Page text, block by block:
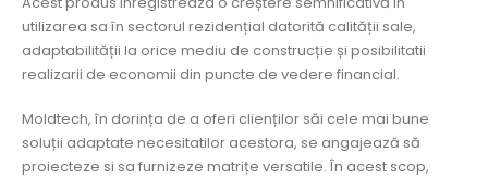
utilizarea sa în sectorul rezidențial datorită calității sale,
adaptabilității la orice mediu de construcție și posibilitatii
realizarii de economii din puncte de vedere financial.
Moldtech, în dorința de a oferi clienților săi cele mai bune
soluții adaptate necesitatilor acestora, se angajează să
proiecteze si sa furnizeze matrițe versatile. În acest scop,